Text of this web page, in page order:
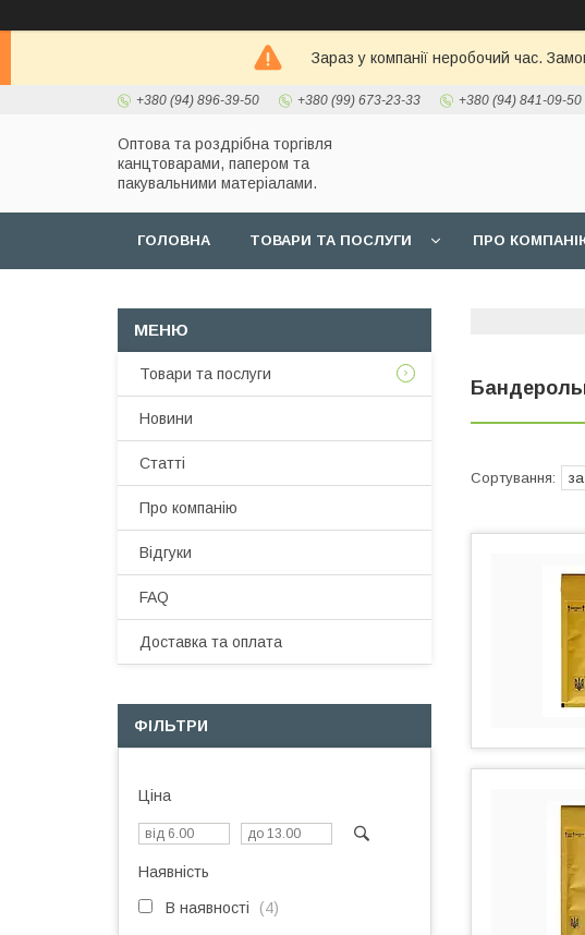
Зараз у компанії неробочий час.
+380 (94) 896-39-50 +380 (99) 673-23-33 +380 (94) 841-09-50
Оптова та роздрібна торгівля
канцтоварами, папером та
пакувальними матеріалами.
ГОЛОВНА ТОВАРИ ТА ПОСЛУГИ ПРО
Товари та послуги
Новини
Статті
Про компанію
Відгуки
FAQ
Доставка та оплата
ФІЛЬТРИ
Ціна
Наявність
В наявності 4